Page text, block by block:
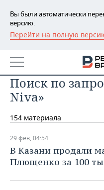
Вы были автоматически
версию.
Перейти на полную
РЕГИОНЫ
БАШКОРТОСТАН
ТАТАРСТАН
УДМУРТИЯ
НОВОСТИ
АНАЛИТИКА
НОВОСТИ АНАЛИТИКИ
КОРОЛИ ГОСЗАКАЗА
ЭКОНОМИКА
ФИНАНСЫ
НОВОСТИ
ПРОМЫШЛЕННОСТИ
АГРОПРОМ
НЕДВИЖИМОСТЬ
Поиск по
Niva»
154 материала
29 фев, 04:54
В Казани продали
Плющенко за 100